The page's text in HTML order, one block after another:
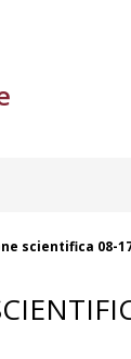
scientifica 08-